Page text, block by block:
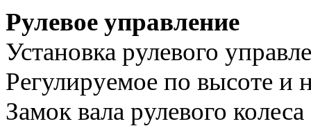
Рулевое управление
Установка рулевого
Регулируемое по высоте и
Замок вала рулевого колеса